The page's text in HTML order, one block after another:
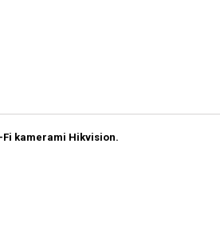
kamerami Hikvision.